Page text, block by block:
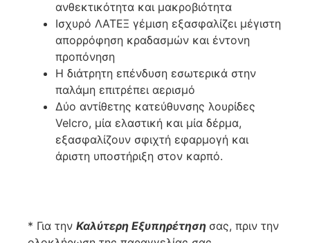
ανθεκτικότητα και μακροβιότητα
Ισχυρό ΛΑΤΕΞ γέμιση εξασφαλίζει μέγιστη
απορρόφηση κραδασμών και έντονη
προπόνηση
Η διάτρητη επένδυση εσωτερικά στην
παλάμη επιτρέπει αερισμό
Δύο αντίθετης κατεύθυνσης λουρίδες
Velcro, μία ελαστική και μία δέρμα,
εξασφαλίζουν σφιχτή εφαρμογή και
άριστη υποστήριξη στον καρπό.
* Για την Καλύτερη Εξυπηρέτηση σας, πριν την